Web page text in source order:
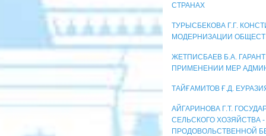
СТРАНАХ
ТУРЫСБЕКОВА Г.Г.
МОДЕРНИЗАЦИИ
ЖЕТПИСБАЕВ Б.А.
ПРИМЕНЕНИИ МЕР
ТАЙҒАМИТОВ Ғ.Д.
АЙГАРИНОВА Г.Т.
СЕЛЬСКОГО ХОЗЯЙСТВА
ПРОДОВОЛЬСТВЕННОЙ